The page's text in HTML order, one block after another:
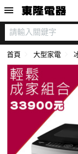
首頁 大型家電